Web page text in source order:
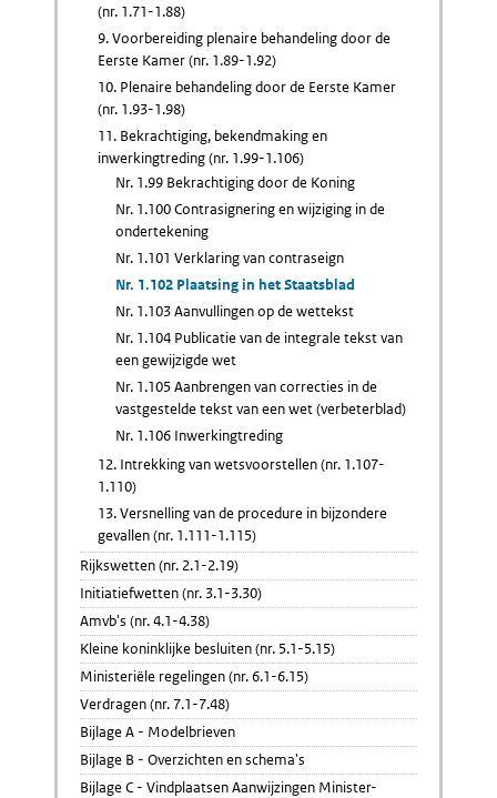
(nr. 1.71-1.88)
9. Voorbereiding plenaire behandeling door de
Eerste Kamer (nr. 1.89-1.92)
10. Plenaire behandeling door de Eerste Kamer
(nr. 1.93-1.98)
11. Bekrachtiging, bekendmaking en
inwerkingtreding (nr. 1.99-1.106)
Nr. 1.99 Bekrachtiging door de Koning
Nr. 1.100 Contrasignering en wijziging in de
ondertekening
Nr. 1.101 Verklaring van contraseign
Nr. 1.102 Plaatsing in het Staatsblad
Nr. 1.103 Aanvullingen op de wettekst
Nr. 1.104 Publicatie van de integrale tekst van
een gewijzigde wet
Nr. 1.105 Aanbrengen van correcties in de
vastgestelde tekst van een wet (verbeterblad)
Nr. 1.106 Inwerkingtreding
12. Intrekking van wetsvoorstellen (nr. 1.107-
1.110)
13. Versnelling van de procedure in bijzondere
gevallen (nr. 1.111-1.115)
Rijkswetten (nr. 2.1-2.19)
Initiatiefwetten (nr. 3.1-3.30)
Amvb's (nr. 4.1-4.38)
Kleine koninklijke besluiten (nr. 5.1-5.15)
Ministeriële regelingen (nr. 6.1-6.15)
Verdragen (nr. 7.1-7.48)
Bijlage A - Modelbrieven
Bijlage B - Overzichten en schema's
Bijlage C - Vindplaatsen Aanwijzingen Minister-